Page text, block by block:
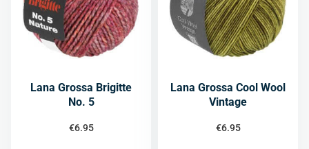
Lana Grossa Brigitte
No. 5
€6.95
Lana Grossa Cool Wool
Vintage
€6.95